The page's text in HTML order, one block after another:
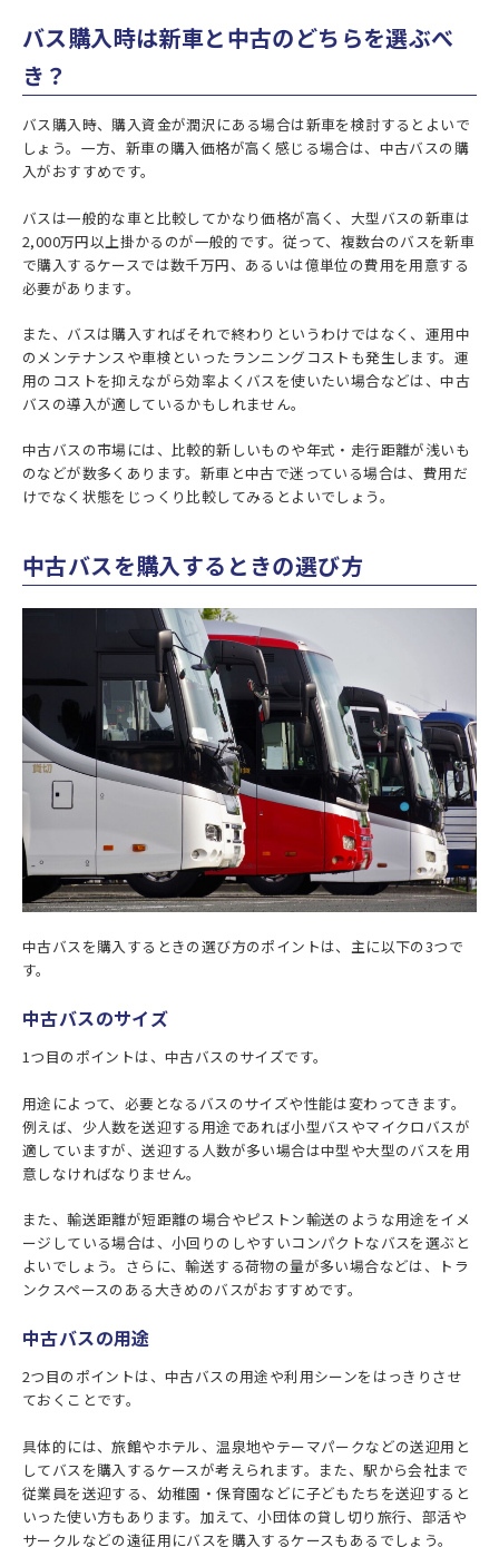
バス購入時は新車と中古のどちらを選ぶべ
き？
バス購入時、購入資金が潤沢にある場合は新車を検討するとよいで
しょう。一方、新車の購入価格が高く感じる場合は、中古バスの購
入がおすすめです。
バスは一般的な車と比較してかなり価格が高く、大型バスの新車は
2,000万円以上掛かるのが一般的です。従って、複数台のバスを新車
で購入するケースでは数千万円、あるいは億単位の費用を用意する
必要があります。
また、バスは購入すればそれで終わりというわけではなく、運用中
のメンテナンスや車検といったランニングコストも発生します。運
用のコストを抑えながら効率よくバスを使いたい場合などは、中古
バスの導入が適しているかもしれません。
中古バスの市場には、比較的新しいものや年式・走行距離が浅いも
のなどが数多くあります。新車と中古で迷っている場合は、費用だ
けでなく状態をじっくり比較してみるとよいでしょう。
中古バスを購入するときの選び方
中古バスを購入するときの選び方のポイントは、主に以下の3つで
す。
中古バスのサイズ
1つ目のポイントは、中古バスのサイズです。
用途によって、必要となるバスのサイズや性能は変わってきます。
例えば、少人数を送迎する用途であれば小型バスやマイクロバスが
適していますが、送迎する人数が多い場合は中型や大型のバスを用
意しなければなりません。
また、輸送距離が短距離の場合やピストン輸送のような用途をイメ
ージしている場合は、小回りのしやすいコンパクトなバスを選ぶと
よいでしょう。さらに、輸送する荷物の量が多い場合などは、トラ
ンクスペースのある大きめのバスがおすすめです。
中古バスの用途
2つ目のポイントは、中古バスの用途や利用シーンをはっきりさせ
ておくことです。
具体的には、旅館やホテル、温泉地やテーマパークなどの送迎用と
してバスを購入するケースが考えられます。また、駅から会社まで
従業員を送迎する、幼稚園・保育園などに子どもたちを送迎すると
いった使い方もあります。加えて、小団体の貸し切り旅行、部活や
サークルなどの遠征用にバスを購入するケースもあるでしょう。